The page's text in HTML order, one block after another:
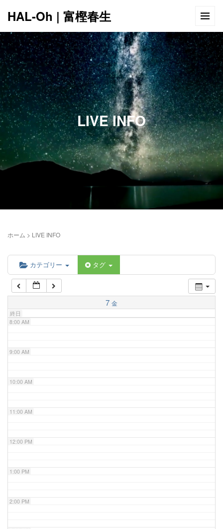
HAL-Oh | 富樫春生
LIVE INFO
ホーム > LIVE INFO
カテゴリー タグ
7 金
終日
12:00 AM
1:00 AM
2:00 AM
5:00 AM
6:00 AM
7:00 AM
8:00 AM
9:00 AM
10:00 AM
11:00 AM
12:00 PM
1:00 PM
2:00 PM